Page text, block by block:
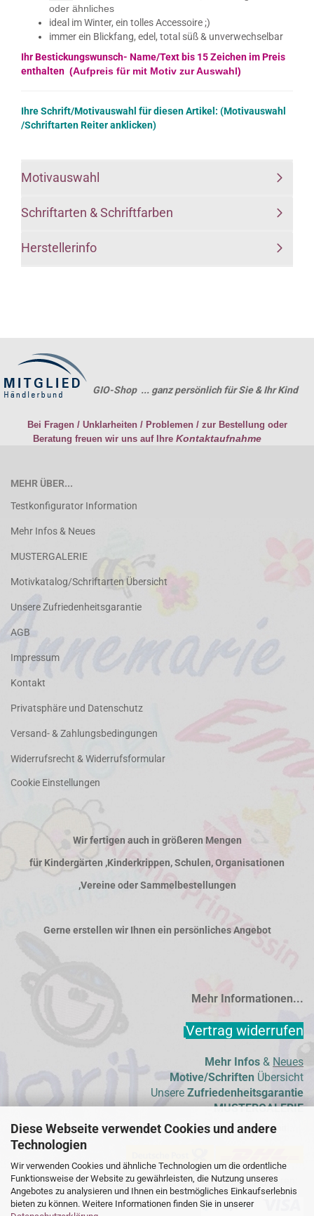
Diese Webseite verwendet Cookies und andere
Technologien
Wir verwenden Cookies und ähnliche Technologien um die ordentliche
Funktionsweise der Website zu gewährleisten, die Nutzung unseres
Angebotes zu analysieren und Ihnen ein bestmögliches Einkaufserlebnis
bieten zu können. Weitere Informationen finden Sie in unserer
oder ähnliches
ideal im Winter, ein tolles Accessoire ;)
immer ein Blickfang,​​ edel, total süß & unverwechselbar
Ihr Bestickungswunsch- Name/Text bis 15 Zeichen im Preis
enthalten (Aufpreis für mit Motiv zur Auswahl)
Ihre Schrift/Motivauswahl für diesen Artikel: (Motivauswahl
/Schriftarten Reiter anklicken)
Motivauswahl
Schriftarten & Schriftfarben
Herstellerinfo
GIO-Shop ... ganz persönlich für Sie & Ihr Kind
Bei Fragen / Unklarheiten / Problemen / zur Bestellung oder
Beratung freuen wir uns auf Ihre Kontaktaufnahme
MEHR ÜBER...
Testkonfigurator Information
Mehr Infos & Neues
MUSTERGALERIE
Motivkatalog/Schriftarten Übersicht
Unsere Zufriedenheitsgarantie
AGB
Impressum
Kontakt
Privatsphäre und Datenschutz
Versand- & Zahlungsbedingungen
Widerrufsrecht & Widerrufsformular
Cookie Einstellungen
Wir fertigen auch in größeren Mengen
für Kindergärten ,Kinderkrippen, Schulen, Organisationen
,Vereine oder Sammelbestellungen
Gerne erstellen wir Ihnen ein persönliches Angebot
Mehr Informationen...
Vertrag widerrufen
Mehr Infos & Neues
Motive/Schriften Übersicht
Unsere Zufriedenheitsgarantie
MUSTERGALERIE
Wir versenden mit...
Wir akzeptieren: